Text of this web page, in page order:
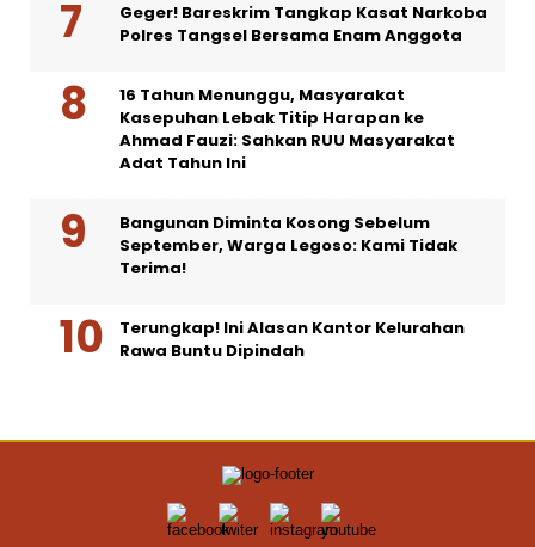
Geger! Bareskrim Tangkap Kasat Narkoba
Polres Tangsel Bersama Enam Anggota
16 Tahun Menunggu, Masyarakat
Kasepuhan Lebak Titip Harapan ke
Ahmad Fauzi: Sahkan RUU Masyarakat
Adat Tahun Ini
Bangunan Diminta Kosong Sebelum
September, Warga Legoso: Kami Tidak
Terima!
Terungkap! Ini Alasan Kantor Kelurahan
Rawa Buntu Dipindah